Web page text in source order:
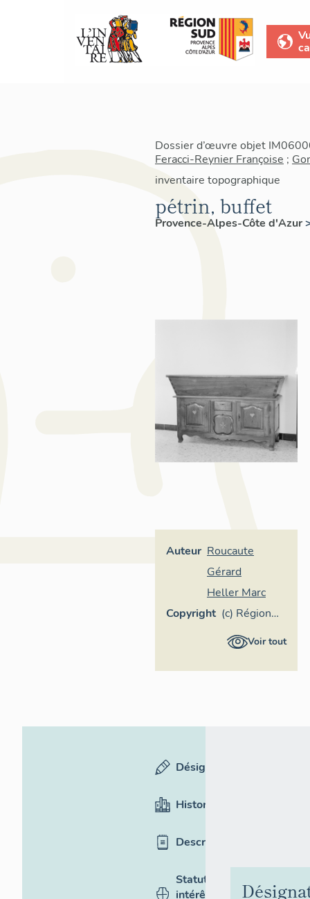
Dossier d’œuvre objet
Feracci-Reynier Françoise ;
inventaire topographique
pétrin, buffet
Provence-Alpes-Côte d'Azur
Auteur Roucaute
Gérard
Heller Marc
Copyright (c) Région
Provence-
d'Azur -
Voir tout
Désignation
Historique
Description
Statut,
intérêt et